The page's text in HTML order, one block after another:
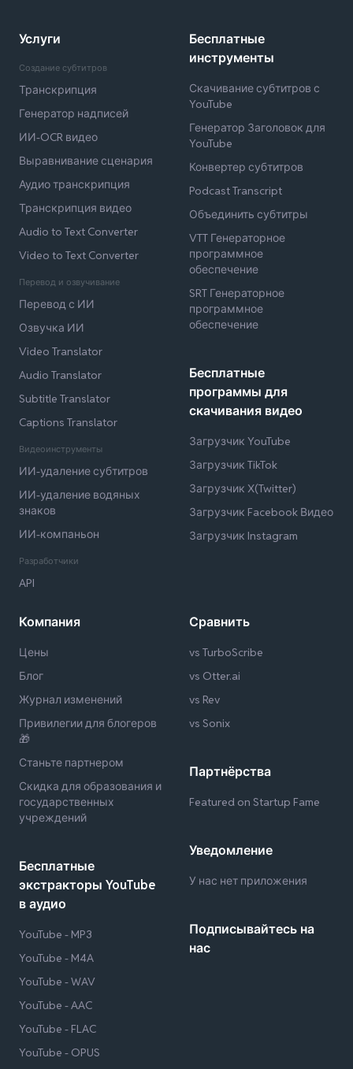
Услуги
Создание субтитров
Транскрипция
Генератор надписей
ИИ-OCR видео
Выравнивание сценария
Аудио транскрипция
Транскрипция видео
Audio to Text Converter
Video to Text Converter
Перевод и озвучивание
Перевод с ИИ
Озвучка ИИ
Video Translator
Audio Translator
Subtitle Translator
Captions Translator
Видеоинструменты
ИИ-удаление субтитров
ИИ-удаление водяных
знаков
ИИ-компаньон
Разработчики
API
Бесплатные
инструменты
Скачивание субтитров с
YouTube
Генератор Заголовок для
YouTube
Конвертер субтитров
Podcast Transcript
Объединить субтитры
VTT Генераторное
программное
обеспечение
SRT Генераторное
программное
обеспечение
Бесплатные
программы для
скачивания видео
Загрузчик YouTube
Загрузчик TikTok
Загрузчик X(Twitter)
Загрузчик Facebook Видео
Загрузчик Instagram
Компания
Цены
Блог
Журнал изменений
Привилегии для блогеров
🎁
Станьте партнером
Скидка для образования и
государственных
учреждений
Бесплатные
экстракторы YouTube
в аудио
YouTube - MP3
YouTube - M4A
YouTube - WAV
YouTube - AAC
YouTube - FLAC
YouTube - OPUS
Сравнить
vs TurboScribe
vs Otter.ai
vs Rev
vs Sonix
Партнёрства
Featured on Startup Fame
Уведомление
У нас нет приложения
Подписывайтесь на
нас